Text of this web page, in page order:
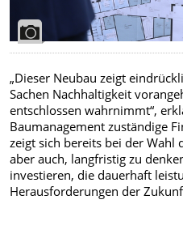
„Dieser Neubau zeigt
Sachen Nachhaltigkeit
entschlossen wahrnimmt“,
Baumanagement zuständige
zeigt sich bereits bei der
aber auch, langfristig zu
investieren, die dauerhaft
Herausforderungen der